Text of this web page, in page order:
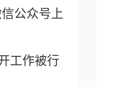
公众号上
工作被行